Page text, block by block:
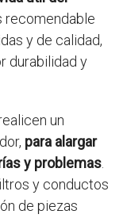
recomendable
y de calidad,
durabilidad y
un
para alargar
y problemas
y conductos
de piezas